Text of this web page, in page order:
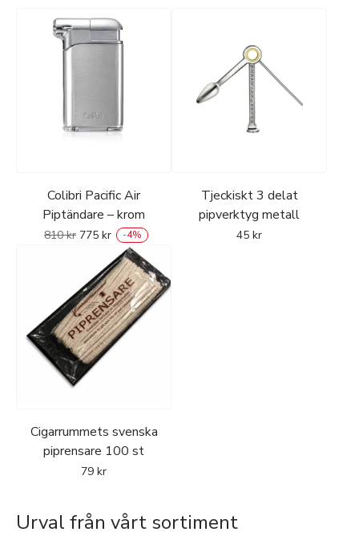
Colibri Pacific Air
Piptändare – krom
810kr 775 kr -4%
Tjeckiskt 3 delat
pipverktyg metall
45 kr
Cigarrummets svenska
piprensare 100 st
79 kr
Urval från vårt sortiment